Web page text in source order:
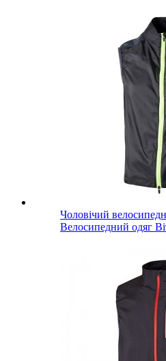
Чоловічий
Велосипедний одяг